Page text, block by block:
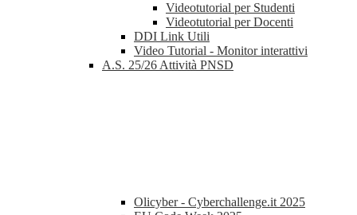
Videotutorial per Studenti
Videotutorial per Docenti
DDI Link Utili
Video Tutorial - Monitor interattivi
A.S. 25/26 Attività PNSD
Olicyber - Cyberchallenge.it 2025